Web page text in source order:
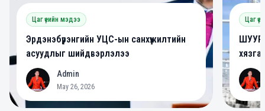
Цаг үеийн мэдээ
Эрдэнэбүрэнгийн УЦС-ын санхүүжилтийн
асуудлыг шийдвэрлэлээ
A Admin
May 26, 2026
Цаг
A